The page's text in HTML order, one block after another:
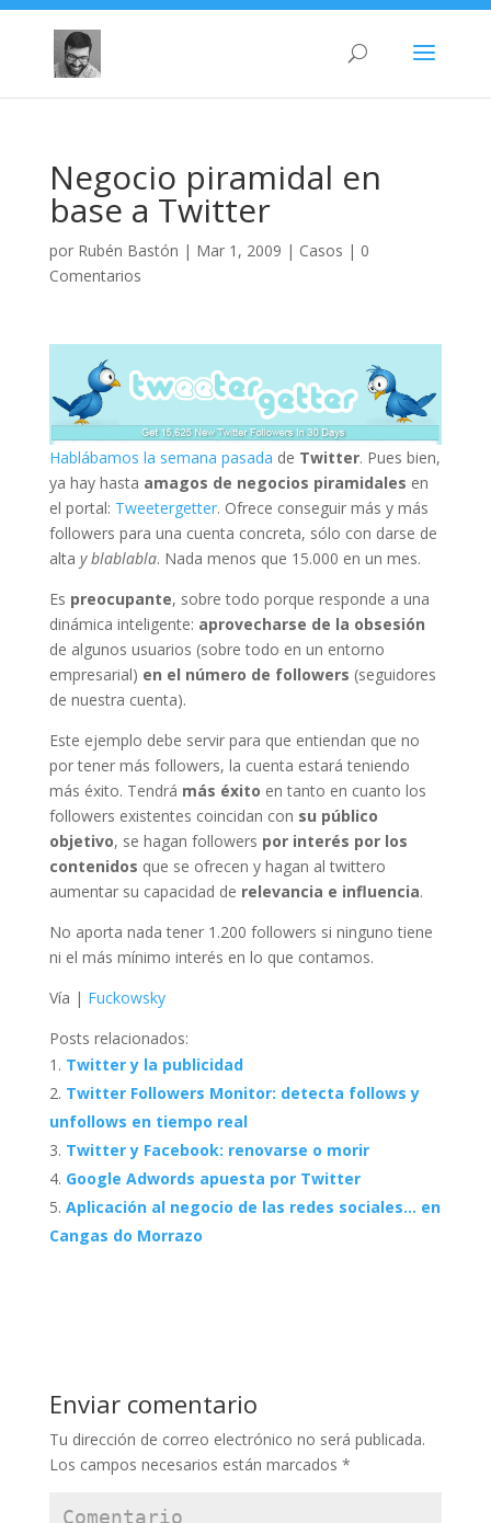
Negocio piramidal en
base a Twitter
por Rubén Bastón | Mar 1, 2009 | Casos | 0
Comentarios
Hablábamos la semana pasada de Twitter. Pues bien,
ya hay hasta amagos de negocios piramidales en
el portal: Tweetergetter. Ofrece conseguir más y más
followers para una cuenta concreta, sólo con darse de
alta y blablabla. Nada menos que 15.000 en un mes.
Es preocupante, sobre todo porque responde a una
dinámica inteligente: aprovecharse de la obsesión
de algunos usuarios (sobre todo en un entorno
empresarial) en el número de followers (seguidores
de nuestra cuenta).
Este ejemplo debe servir para que entiendan que no
por tener más followers, la cuenta estará teniendo
más éxito. Tendrá más éxito en tanto en cuanto los
followers existentes coincidan con su público
objetivo, se hagan followers por interés por los
contenidos que se ofrecen y hagan al twittero
aumentar su capacidad de relevancia e influencia.
No aporta nada tener 1.200 followers si ninguno tiene
ni el más mínimo interés en lo que contamos.
Vía | Fuckowsky
Posts relacionados:
Twitter y la publicidad
Twitter Followers Monitor: detecta follows y
unfollows en tiempo real
Twitter y Facebook: renovarse o morir
Google Adwords apuesta por Twitter
Aplicación al negocio de las redes sociales… en
Cangas do Morrazo
Enviar comentario
Tu dirección de correo electrónico no será publicada.
Los campos necesarios están marcados *